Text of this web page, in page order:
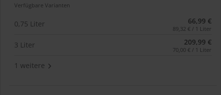
Verfügbare Varianten
0,75 Liter 66,99 €
89,32 € / 1 Liter
3 Liter 209,99 €
70,00 € / 1 Liter
1 weitere